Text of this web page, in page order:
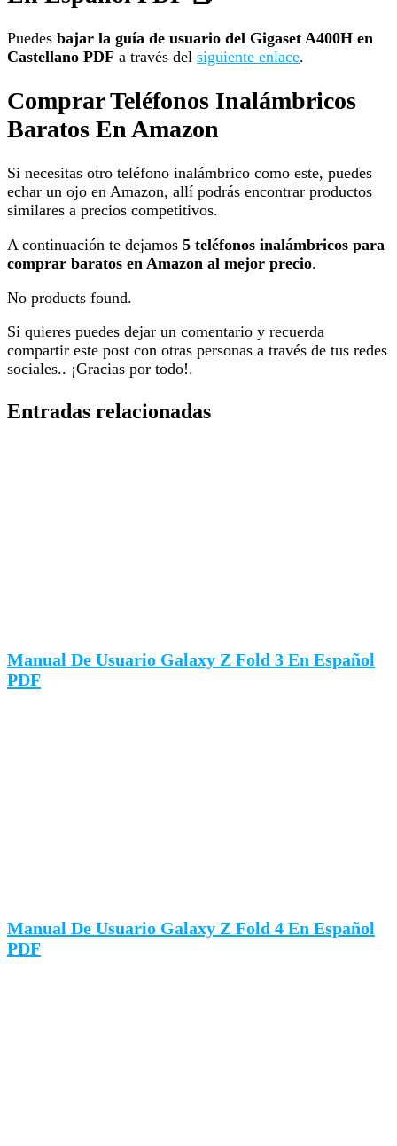
Puedes bajar la guía de usuario del Gigaset A400H en
Castellano PDF a través del siguiente enlace.
Comprar Teléfonos Inalámbricos
Baratos En Amazon
Si necesitas otro teléfono inalámbrico como este, puedes
echar un ojo en Amazon, allí podrás encontrar productos
similares a precios competitivos.
A continuación te dejamos 5 teléfonos inalámbricos para
comprar baratos en Amazon al mejor precio.
No products found.
Si quieres puedes dejar un comentario y recuerda
compartir este post con otras personas a través de tus redes
sociales.. ¡Gracias por todo!.
Entradas relacionadas
Manual De Usuario Galaxy Z Fold 3 En Español
PDF
Manual De Usuario Galaxy Z Fold 4 En Español
PDF